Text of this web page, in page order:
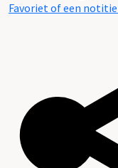
Favoriet of een